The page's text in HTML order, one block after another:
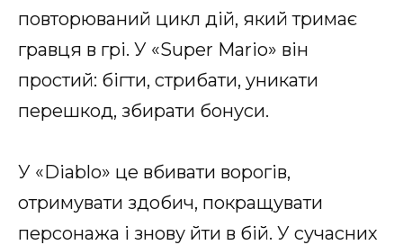
повторюваний цикл дій, який тримає
гравця в грі. У «Super Mario» він
простий: бігти, стрибати, уникати
перешкод, збирати бонуси.
У «Diablo» це вбивати ворогів,
отримувати здобич, покращувати
персонажа і знову йти в бій. У сучасних